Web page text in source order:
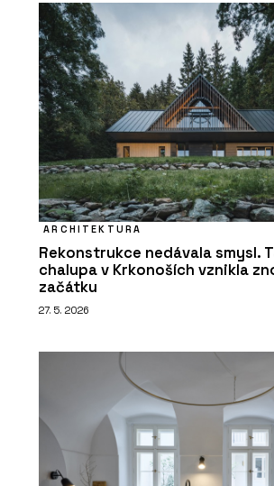
ARCHITEKTURA
Rekonstrukce nedávala smysl.
chalupa v Krkonoších vznikla
začátku
27. 5. 2026